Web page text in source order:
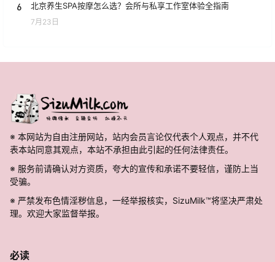
6 北京养生SPA按摩怎么选？会所与私享工作室体验全指南
7月23日
※ 本网站为自由注册网站，站内会员言论仅代表个人观点，并不代
表本站同意其观点，本站不承担由此引起的任何法律责任。
※ 服务前请确认对方资质，夸大的宣传和承诺不要轻信，谨防上当
受骗。
※ 严禁发布色情淫秽信息，一经举报核实，SizuMilk™将坚决严肃处
理。欢迎大家监督举报。
必读